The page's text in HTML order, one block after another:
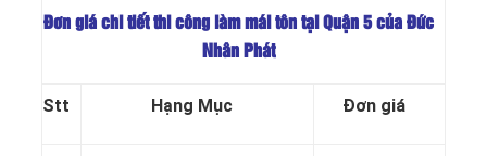
Đơn giá chi tiết thi công làm mái tôn tại Quận 5 của Đức
Nhân Phát
Stt Hạng Mục Đơn giá